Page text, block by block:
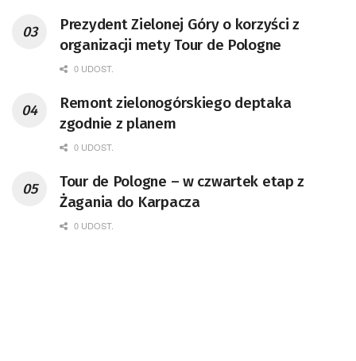
Prezydent Zielonej Góry o korzyści z
organizacji mety Tour de Pologne
0 UDOST.
Remont zielonogórskiego deptaka
zgodnie z planem
0 UDOST.
Tour de Pologne – w czwartek etap z
Żagania do Karpacza
0 UDOST.